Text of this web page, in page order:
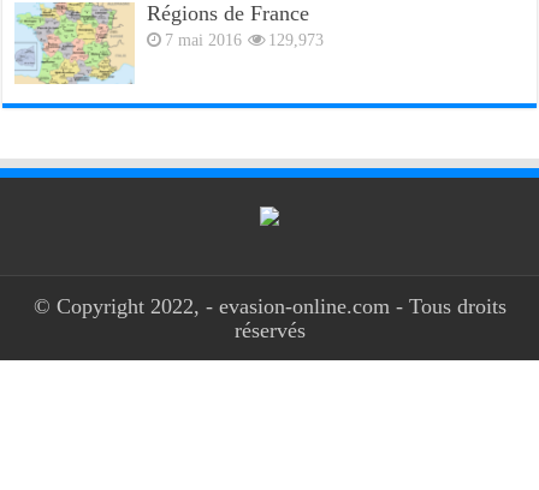
Régions de France
7 mai 2016 129,973
© Copyright 2022, - evasion-online.com - Tous droits
réservés